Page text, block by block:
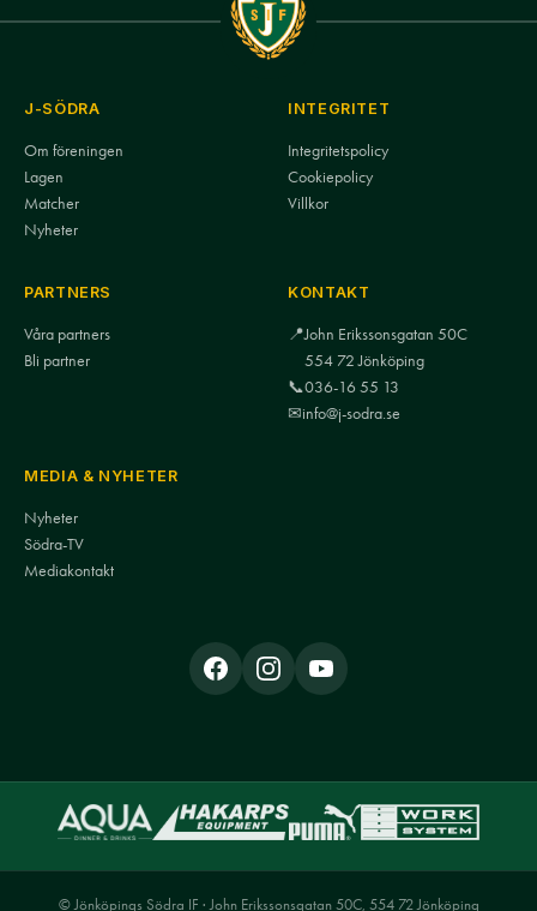
J-SÖDRA
Om föreningen
Lagen
Matcher
Nyheter
INTEGRITET
Integritetspolicy
Cookiepolicy
Villkor
PARTNERS
Våra partners
Bli partner
KONTAKT
📍John Erikssonsgatan 50C
554 72 Jönköping
📞036-16 55 13
✉info@j-sodra.se
MEDIA & NYHETER
Nyheter
Södra-TV
Mediakontakt
© Jönköpings Södra IF · John Erikssonsgatan 50C, 554 72 Jönköping